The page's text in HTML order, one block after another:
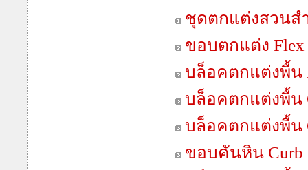
ชุดตกแต่งสวนสำ
ขอบตกแต่ง Flex
บล็อคตกแต่งพื้น
บล็อคตกแต่งพื้น
บล็อคตกแต่งพื้น
ขอบคันหิน Curb